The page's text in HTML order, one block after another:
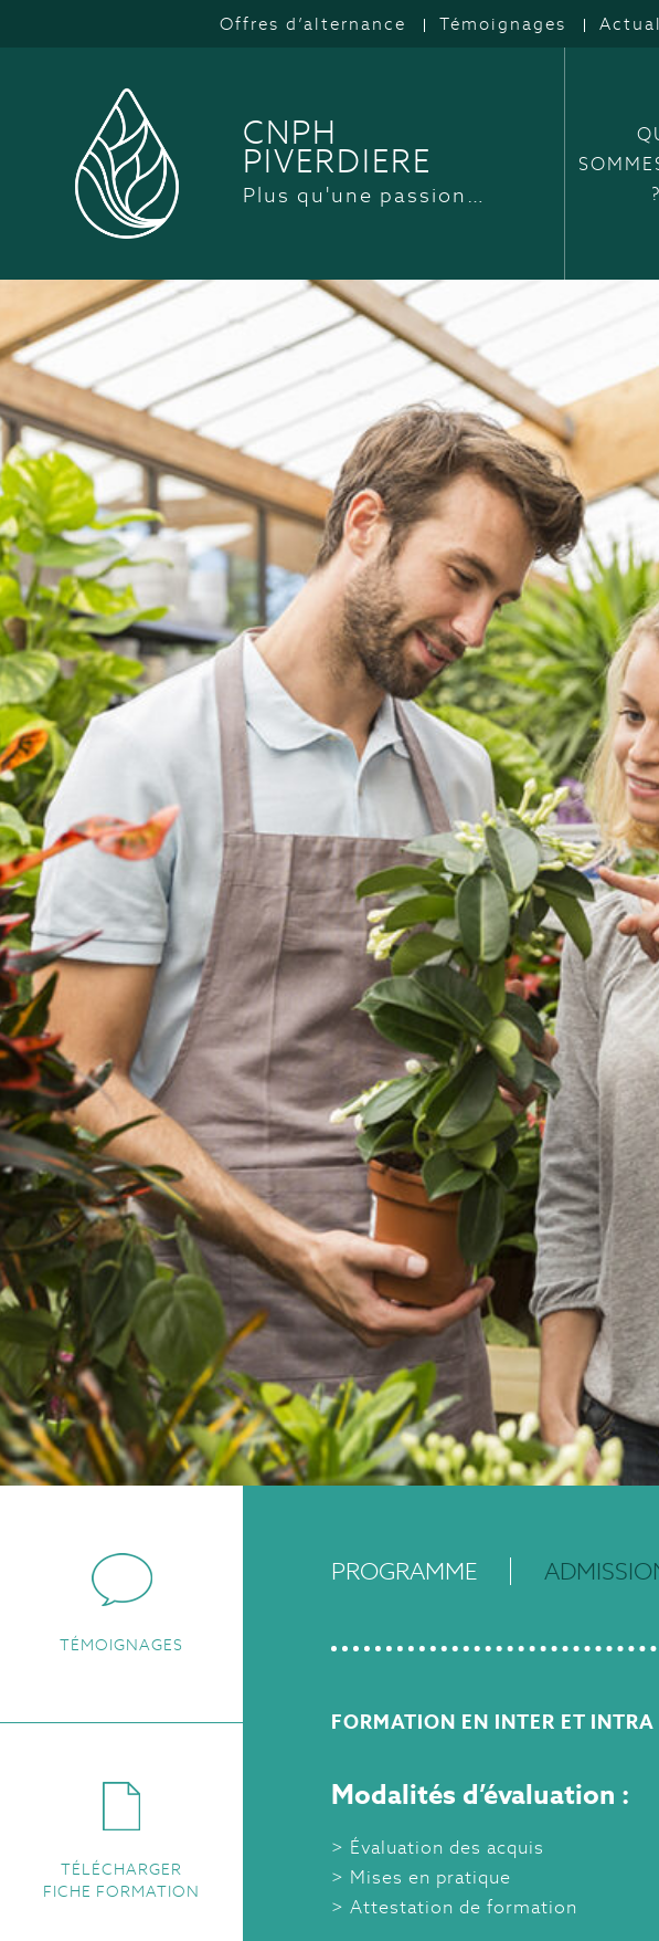
Offres d’alternance Témoignages
CNPH
PIVERDIERE
Plus qu'une passion…
?
TÉMOIGNAGES
TÉLÉCHARGER
FICHE FORMATION
PROGRAMME
FORMATION EN INTER ET INTRA
Modalités d’évaluation :
Évaluation des acquis
Mises en pratique
Attestation de formation